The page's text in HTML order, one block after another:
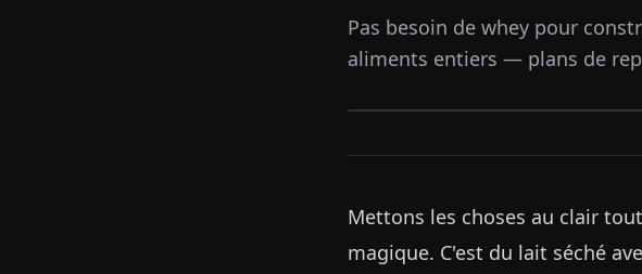
Pas besoin de whey pour
aliments entiers — plans de
Mettons les choses au clair
magique. C'est du lait séché